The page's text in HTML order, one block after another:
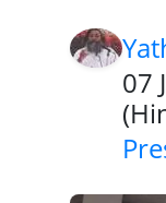
07
(